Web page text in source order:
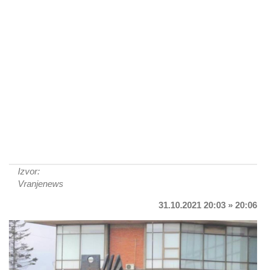
Izvor:
Vranjenews
31.10.2021 20:03 » 20:06